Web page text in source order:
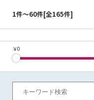
1件～60件[全165件]
￥0